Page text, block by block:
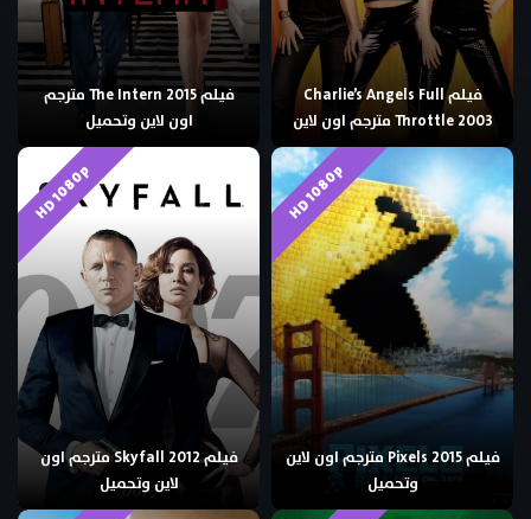
فيلم Charlie’s Angels Full
Throttle 2003 مترجم اون لاين
فيلم The Intern 2015 مترجم
اون لاين وتحميل
HD 1080p
فيلم Pixels 2015 مترجم اون لاين
وتحميل
HD 1080p
فيلم Skyfall 2012 مترجم اون
لاين وتحميل